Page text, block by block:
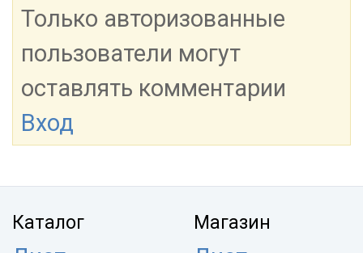
Только авторизованные
пользователи могут
оставлять комментарии
Вход
Каталог Магазин